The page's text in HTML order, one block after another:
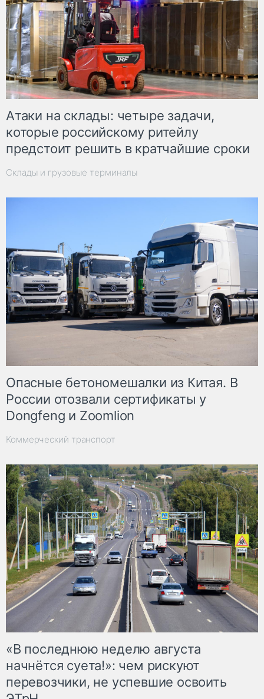
Атаки на склады: четыре задачи,
которые российскому ритейлу
предстоит решить в кратчайшие сроки
Склады и грузовые терминалы
Опасные бетономешалки из Китая. В
России отозвали сертификаты у
Dongfeng и Zoomlion
Коммерческий транспорт
«В последнюю неделю августа
начнётся суета!»: чем рискуют
перевозчики, не успевшие освоить